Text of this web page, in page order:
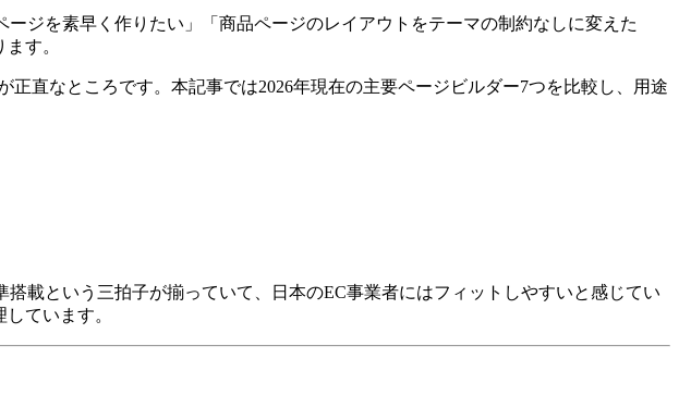
ジを素早く作りたい」「商品ページのレイアウトをテーマの制約なしに変えた
す。
直なところです。本記事では2026年現在の主要ページビルダー7つを比較し、用途
載という三拍子が揃っていて、日本のEC事業者にはフィットしやすいと感じてい
ています。